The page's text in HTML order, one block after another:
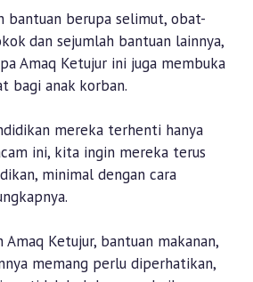
bantuan berupa selimut, obat-
dan sejumlah bantuan lainnya,
Amaq Ketujur ini juga membuka
bagi anak korban.
mereka terhenti hanya
ini, kita ingin mereka terus
minimal dengan cara
Ketujur, bantuan makanan,
memang perlu diperhatikan,